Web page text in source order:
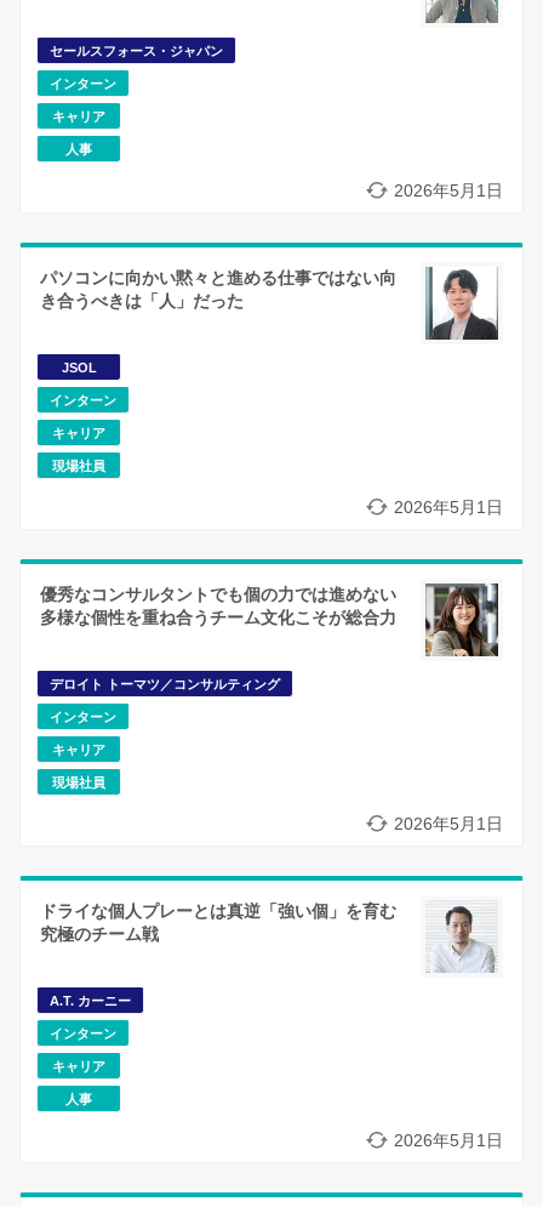
セールスフォース・ジャパン
インターン
キャリア
人事
2026年5月1日
パソコンに向かい黙々と進める仕事ではない向
き合うべきは「人」だった
JSOL
インターン
キャリア
現場社員
2026年5月1日
優秀なコンサルタントでも個の力では進めない
多様な個性を重ね合うチーム文化こそが総合力
デロイト トーマツ／コンサルティング
インターン
キャリア
現場社員
2026年5月1日
ドライな個人プレーとは真逆「強い個」を育む
究極のチーム戦
A.T. カーニー
インターン
キャリア
人事
2026年5月1日